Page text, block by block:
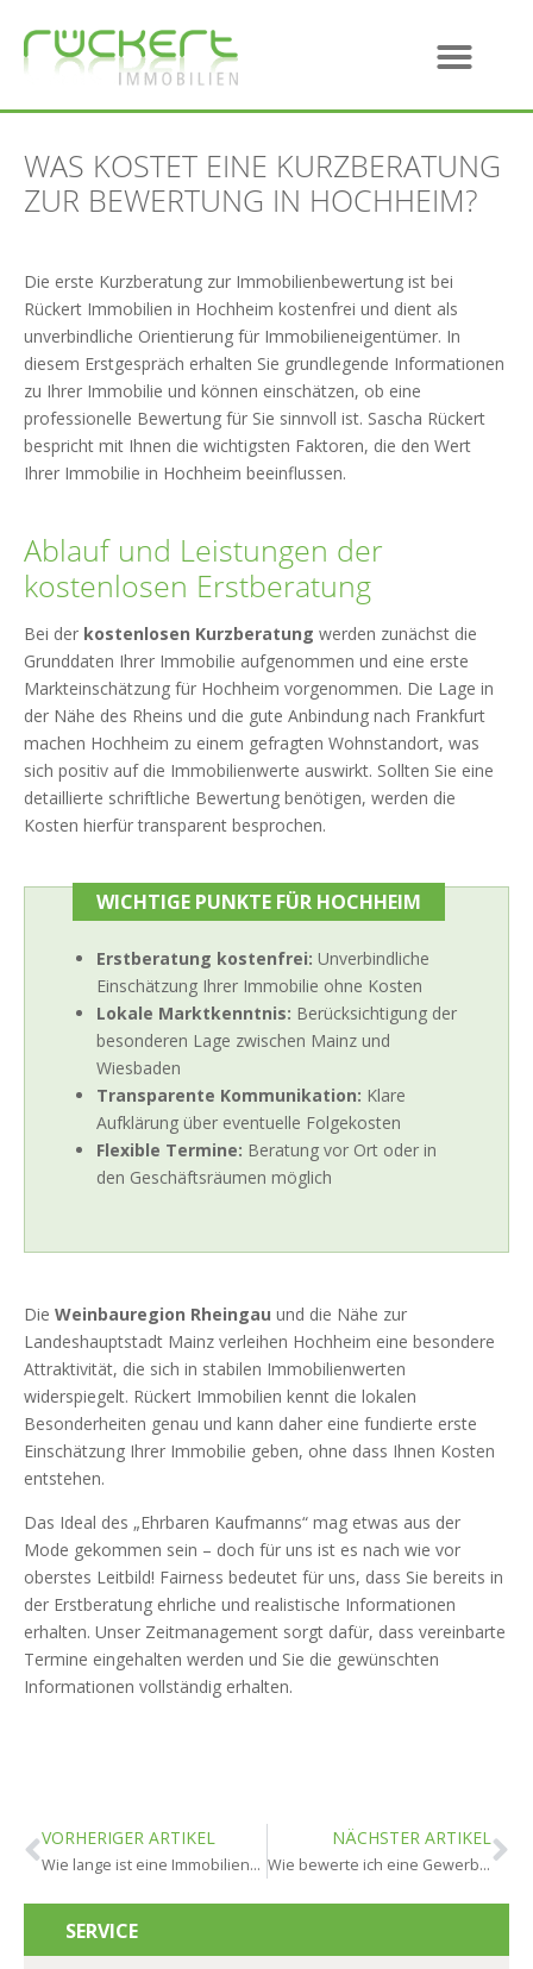
WAS KOSTET EINE KURZBERATUNG
ZUR BEWERTUNG IN HOCHHEIM?
Die erste Kurzberatung zur Immobilienbewertung ist bei
Rückert Immobilien in Hochheim kostenfrei und dient als
unverbindliche Orientierung für Immobilieneigentümer. In
diesem Erstgespräch erhalten Sie grundlegende Informationen
zu Ihrer Immobilie und können einschätzen, ob eine
professionelle Bewertung für Sie sinnvoll ist. Sascha Rückert
bespricht mit Ihnen die wichtigsten Faktoren, die den Wert
Ihrer Immobilie in Hochheim beeinflussen.
Ablauf und Leistungen der
kostenlosen Erstberatung
Bei der kostenlosen Kurzberatung werden zunächst die
Grunddaten Ihrer Immobilie aufgenommen und eine erste
Markteinschätzung für Hochheim vorgenommen. Die Lage in
der Nähe des Rheins und die gute Anbindung nach Frankfurt
machen Hochheim zu einem gefragten Wohnstandort, was
sich positiv auf die Immobilienwerte auswirkt. Sollten Sie eine
detaillierte schriftliche Bewertung benötigen, werden die
Kosten hierfür transparent besprochen.
WICHTIGE PUNKTE FÜR HOCHHEIM
Erstberatung kostenfrei: Unverbindliche
Einschätzung Ihrer Immobilie ohne Kosten
Lokale Marktkenntnis: Berücksichtigung der
besonderen Lage zwischen Mainz und
Wiesbaden
Transparente Kommunikation: Klare
Aufklärung über eventuelle Folgekosten
Flexible Termine: Beratung vor Ort oder in
den Geschäftsräumen möglich
Die Weinbauregion Rheingau und die Nähe zur
Landeshauptstadt Mainz verleihen Hochheim eine besondere
Attraktivität, die sich in stabilen Immobilienwerten
widerspiegelt. Rückert Immobilien kennt die lokalen
Besonderheiten genau und kann daher eine fundierte erste
Einschätzung Ihrer Immobilie geben, ohne dass Ihnen Kosten
entstehen.
Das Ideal des „Ehrbaren Kaufmanns“ mag etwas aus der
Mode gekommen sein – doch für uns ist es nach wie vor
oberstes Leitbild! Fairness bedeutet für uns, dass Sie bereits in
der Erstberatung ehrliche und realistische Informationen
erhalten. Unser Zeitmanagement sorgt dafür, dass vereinbarte
Termine eingehalten werden und Sie die gewünschten
Informationen vollständig erhalten.
VORHERIGER ARTIKEL
Wie lange ist eine Immobilienbewertung in Hochheim gültig?
NÄCHSTER ARTIKEL
Wie bewerte ich eine Gewerbeimmobilie in Hochheim?
SERVICE